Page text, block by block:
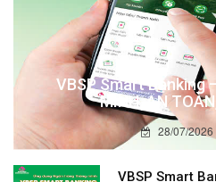
VBSP Smart Banking
MINH, AN
28/07/2026
VBSP Smart